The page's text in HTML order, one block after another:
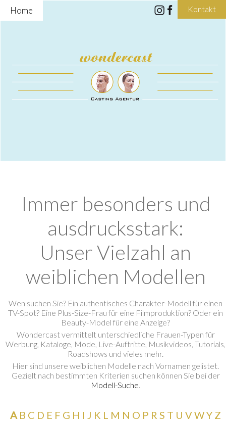
Home Kontakt
Immer besonders und
ausdrucksstark:
Unser Vielzahl an
weiblichen Modellen
Wen suchen Sie? Ein authentisches Charakter-Modell für einen
TV-Spot? Eine Plus-Size-Frau für eine Filmproduktion? Oder ein
Beauty-Model für eine Anzeige?
Wondercast vermittelt unterschiedliche Frauen-Typen für
Werbung, Kataloge, Mode, Live-Auftritte, Musikvideos, Tutorials,
Roadshows und vieles mehr.
Hier sind unsere weiblichen Modelle nach Vornamen gelistet.
Gezielt nach bestimmten Kriterien suchen können Sie bei der
Modell-Suche.
A B C D E F G H I J K L M N O P R S T U VWY Z